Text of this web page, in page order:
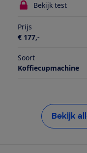
Bekijk test
Prijs
€ 177,-
Soort
Koffiecupmachine
Bekijk